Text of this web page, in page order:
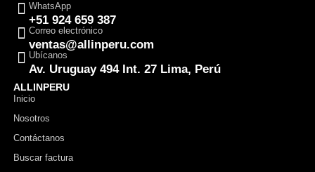
WhatsApp
+51 924 659 387
Correo electrónico
ventas@allinperu.com
Ubícanos
Av. Uruguay 494 Int. 27 Lima, Perú
ALLINPERU
Inicio
Nosotros
Contáctanos
Buscar factura